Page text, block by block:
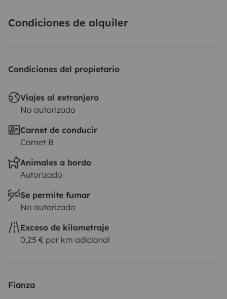
Condiciones de alquiler
Condiciones del propietario
Viajes al extranjero
No autorizado
Carnet de conducir
Carnet B
Animales a bordo
Autorizado
Se permite fumar
No autorizado
Exceso de kilometraje
0,25 € por km adicional
Fianza